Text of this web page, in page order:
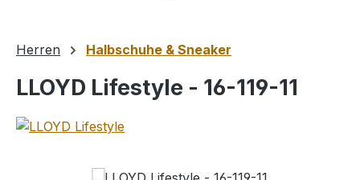
Herren Halbschuhe & Sneaker
LLOYD Lifestyle - 16-119-11
Bildergalerie überspringen